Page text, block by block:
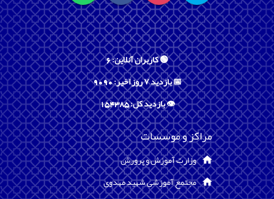
🟢 کاربران آنلاین: 6
📅 بازدید ۷ روز اخیر: 9090
👁️ بازدید کل: 154385
مراکز و موسسات
وزارت آموزش و پرورش
مجتمع آموزشی شهید مهدوی